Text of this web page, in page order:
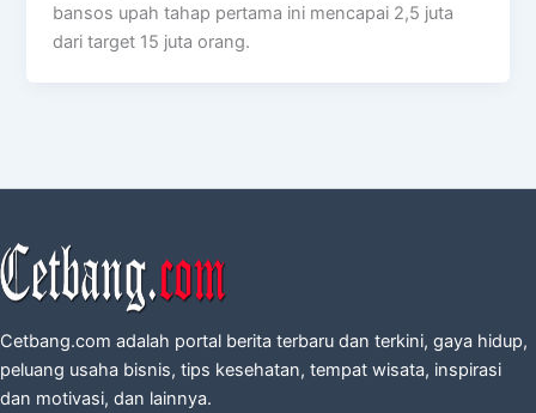
bansos upah tahap pertama ini mencapai 2,5 juta
dari target 15 juta orang.
Cetbang.com adalah portal berita terbaru dan terkini, gaya hidup,
peluang usaha bisnis, tips kesehatan, tempat wisata, inspirasi
dan motivasi, dan lainnya.